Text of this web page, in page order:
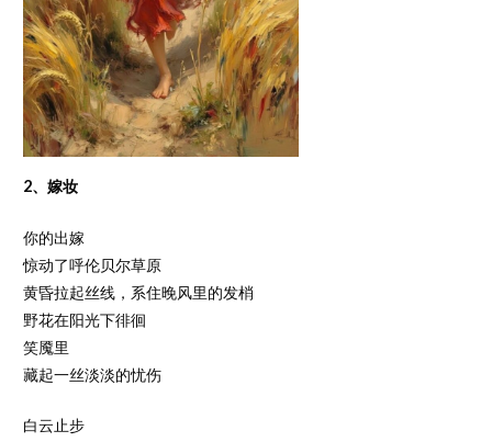
2、嫁妆
你的出嫁
惊动了呼伦贝尔草原
黄昏拉起丝线，系住晚风里的发梢
野花在阳光下徘徊
笑魇里
藏起一丝淡淡的忧伤
白云止步